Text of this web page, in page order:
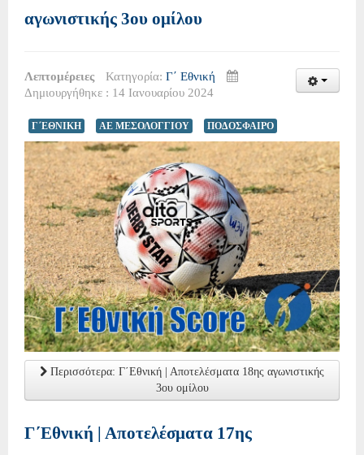
αγωνιστικής 3ου ομίλου
Λεπτομέρειες Κατηγορία: Γ΄ Εθνική
Δημιουργήθηκε : 14 Ιανουαρίου 2024
Γ΄ΕΘΝΙΚΗ ΑΕ ΜΕΣΟΛΟΓΓΙΟΥ ΠΟΔΟΣΦΑΙΡΟ
Περισσότερα: Γ΄Εθνική | Αποτελέσματα 18ης αγωνιστικής
3ου ομίλου
Γ΄Εθνική | Αποτελέσματα 17ης